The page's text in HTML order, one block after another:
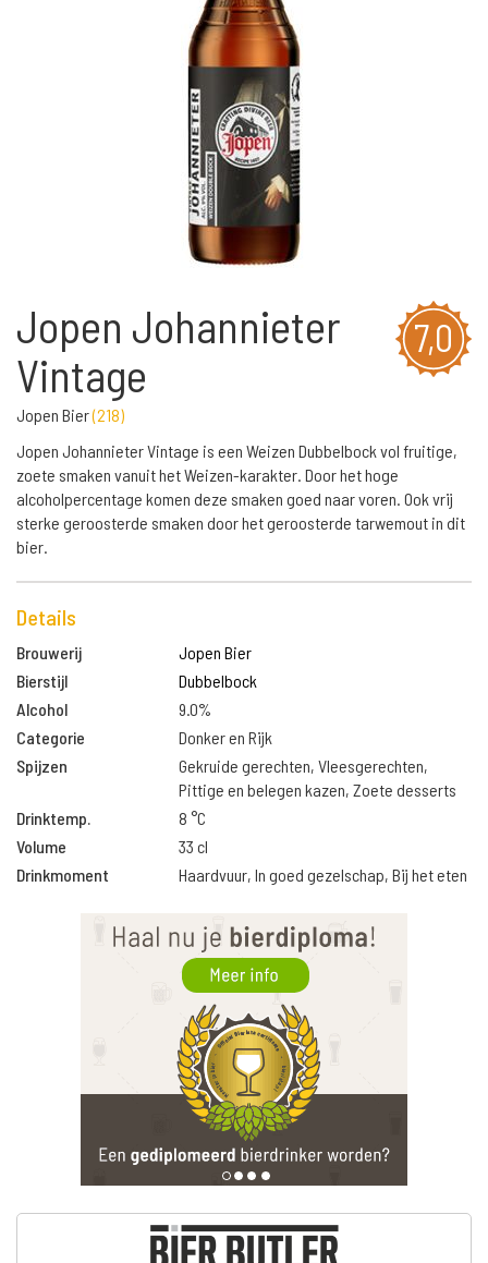
7,0
Jopen Johannieter
Vintage
Jopen Bier(218)
Jopen Johannieter Vintage is een Weizen Dubbelbock vol fruitige,
zoete smaken vanuit het Weizen-karakter. Door het hoge
alcoholpercentage komen deze smaken goed naar voren. Ook vrij
sterke geroosterde smaken door het geroosterde tarwemout in dit
bier.
Details
Brouwerij
Jopen Bier
Bierstijl
Dubbelbock
Alcohol
9.0%
Categorie
Donker en Rijk
Spijzen
Gekruide gerechten, Vleesgerechten,
Pittige en belegen kazen, Zoete desserts
Drinktemp.
8 °C
Volume
33 cl
Drinkmoment
Haardvuur, In goed gezelschap, Bij het eten